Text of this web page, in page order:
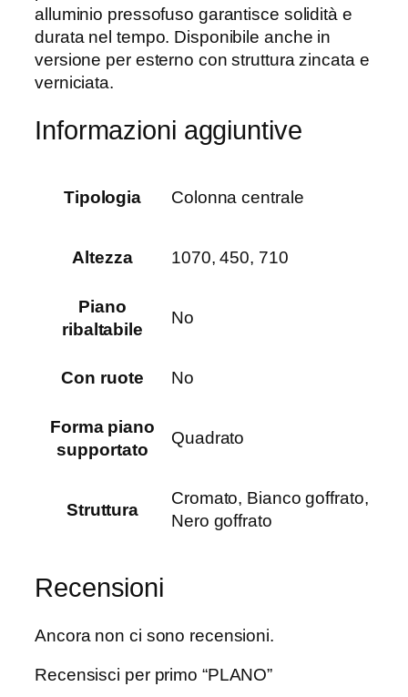
alluminio pressofuso garantisce solidità e
durata nel tempo. Disponibile anche in
versione per esterno con struttura zincata e
verniciata.
Informazioni aggiuntive
Tipologia Colonna centrale
Altezza 1070, 450, 710
Piano
ribaltabile
No
Con ruote No
Forma piano
supportato
Quadrato
Struttura
Cromato, Bianco goffrato,
Nero goffrato
Recensioni
Ancora non ci sono recensioni.
Recensisci per primo “PLANO”